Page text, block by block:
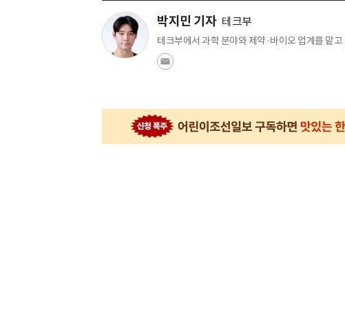
박지민 기자 테크부
테크부에서 과학 분야와 제약·바이오 업계를 맡고